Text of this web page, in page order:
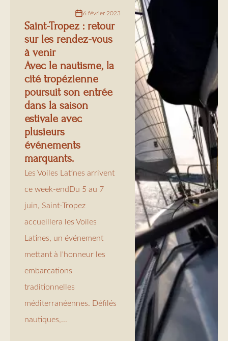
6 février 2023
Saint-Tropez : retour
sur les rendez-vous
à venir
Avec le nautisme, la
cité tropézienne
poursuit son entrée
dans la saison
estivale avec
plusieurs
événements
marquants.
Les Voiles Latines arrivent
ce week-endDu 5 au 7
juin, Saint-Tropez
accueillera les Voiles
Latines, un événement
mettant à l'honneur les
embarcations
traditionnelles
méditerranéennes. Défilés
nautiques,...